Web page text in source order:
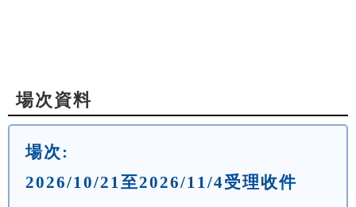
場次資料
場次:
2026/10/21至2026/11/4受理收件